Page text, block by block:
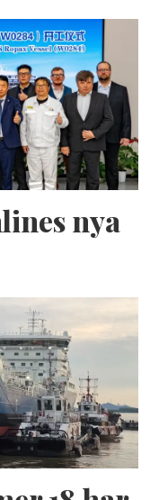
nya